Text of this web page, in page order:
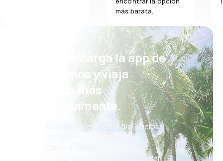
más barata.
¡Eh! Descarga la app de
eDestinos y viaja
incluso más
cómodamente.
Nuevas ofertas cada día: vuelos,
vacaciones, escapadas
Cómoda gestión de reservas
¡Todo lo que importa, siempre al